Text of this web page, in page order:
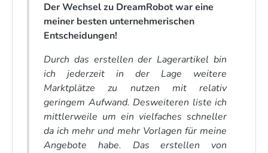
Der Wechsel zu DreamRobot war eine
meiner besten unternehmerischen
Entscheidungen!
Durch das erstellen der Lagerartikel bin
ich jederzeit in der Lage weitere
Marktplätze zu nutzen mit relativ
geringem Aufwand. Desweiteren liste ich
mittlerweile um ein vielfaches schneller
da ich mehr und mehr Vorlagen für meine
Angebote habe. Das erstellen von